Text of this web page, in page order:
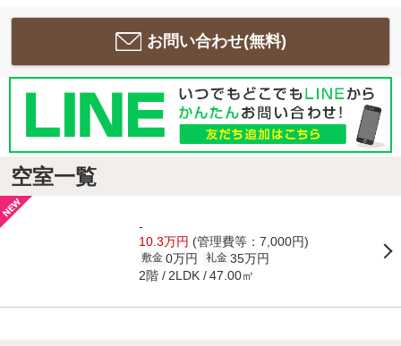
お問い合わせ(無料)
空室一覧
-
10.3万円 (管理費等：7,000円)
敷金 0万円 礼金 35万円
2階 2LDK 47.00㎡